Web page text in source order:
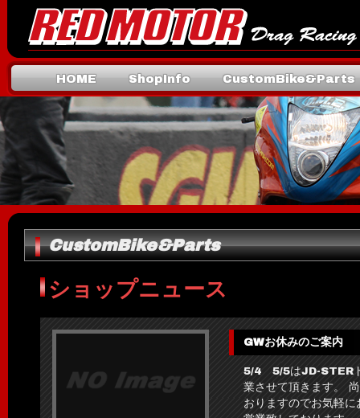
HOME ShopInfo CustomBike&Parts
Mail
CustomBike&Parts
ショップニュース
GWお休みのご案内
5/4 5/5はJD-STERド
業させて頂きます。
おりますのでお気軽